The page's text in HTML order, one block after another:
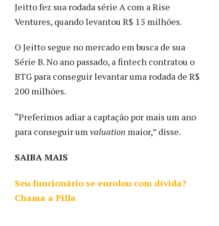
Jeitto fez sua rodada série A com a Rise
Ventures, quando levantou R$ 15 milhões.
O Jeitto segue no mercado em busca de sua
Série B. No ano passado, a fintech contratou o
BTG para conseguir levantar uma rodada de R$
200 milhões.
“Preferimos adiar a captação por mais um ano
para conseguir um valuation maior,” disse.
SAIBA MAIS
Seu funcionário se enrolou com dívida?
Chama a Pilla